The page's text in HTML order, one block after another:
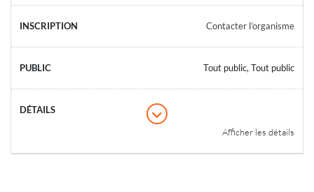
Contacter l’organisme
Tout public, Tout public
Afficher les détails